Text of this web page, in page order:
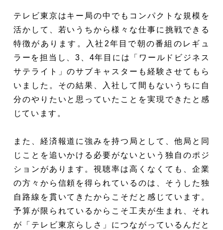
テレビ東京はキー局の中でもコンパクトな規模を
活かして、若いうちから様々な仕事に挑戦できる
特徴があります。入社2年目で朝の番組のレギュ
ラーを担当し、3、4年目には「ワールドビジネス
サテライト」のサブキャスターも経験させてもら
いました。その結果、入社して間もないうちに自
分のやりたいと思っていたことを実現できたと感
じています。
また、経済報道に強みを持つ局として、他局と同
じことを追いかける必要がないという独自のポジ
ションがあります。視聴率は高くなくても、企業
の方々から信頼を得られているのは、そうした独
自路線を貫いてきたからこそだと感じています。
予算が限られているからこそ工夫が生まれ、それ
が「テレビ東京らしさ」につながっているんだと